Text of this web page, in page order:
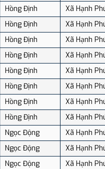
Hồng Định
Xã Hạnh
Hồng Định
Xã Hạnh
Hồng Định
Xã Hạnh
Hồng Định
Xã Hạnh
Hồng Định
Xã Hạnh
Hồng Định
Xã Hạnh
Hồng Định
Xã Hạnh
Hồng Định
Xã Hạnh
Ngọc Động
Xã Hạnh
Ngọc Động
Xã Hạnh
Ngọc Động
Xã Hạnh